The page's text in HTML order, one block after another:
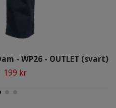
- WP26 - OUTLET (svart)
199 kr